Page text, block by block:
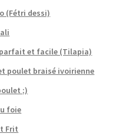
(Fétri dessi)
et facile (Tilapia)
poulet braisé ivoirienne
;)
foie
Frit